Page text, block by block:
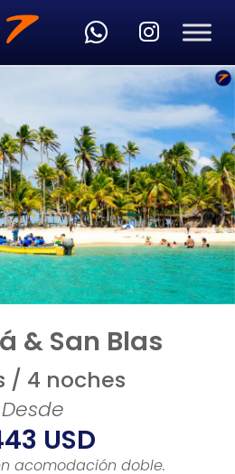
& San Blas
/ 4 noches
Desde
USD
acomodación doble.